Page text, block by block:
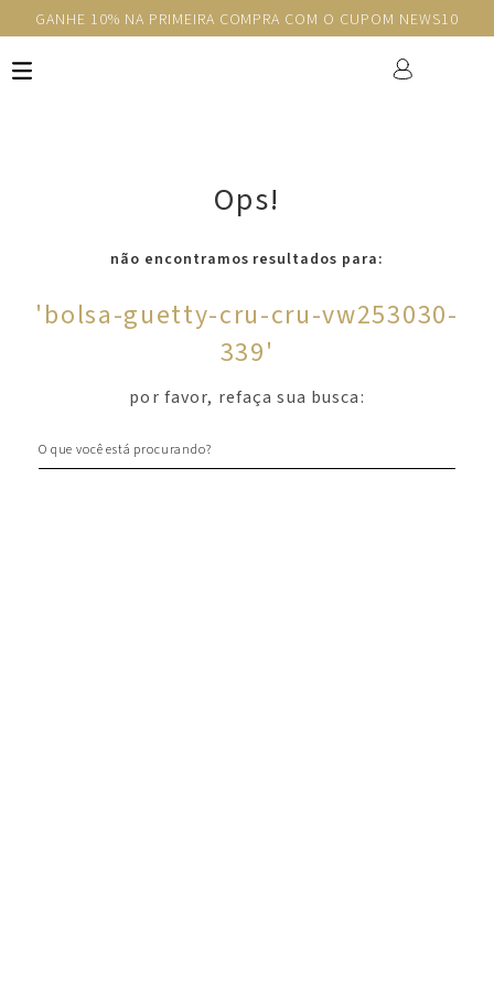
GANHE 10% NA PRIMEIRA COMPRA COM O CUPOM NEWS10
Ops!
não encontramos resultados para:
'bolsa-guetty-cru-cru-vw253030-
339'
por favor, refaça sua busca: